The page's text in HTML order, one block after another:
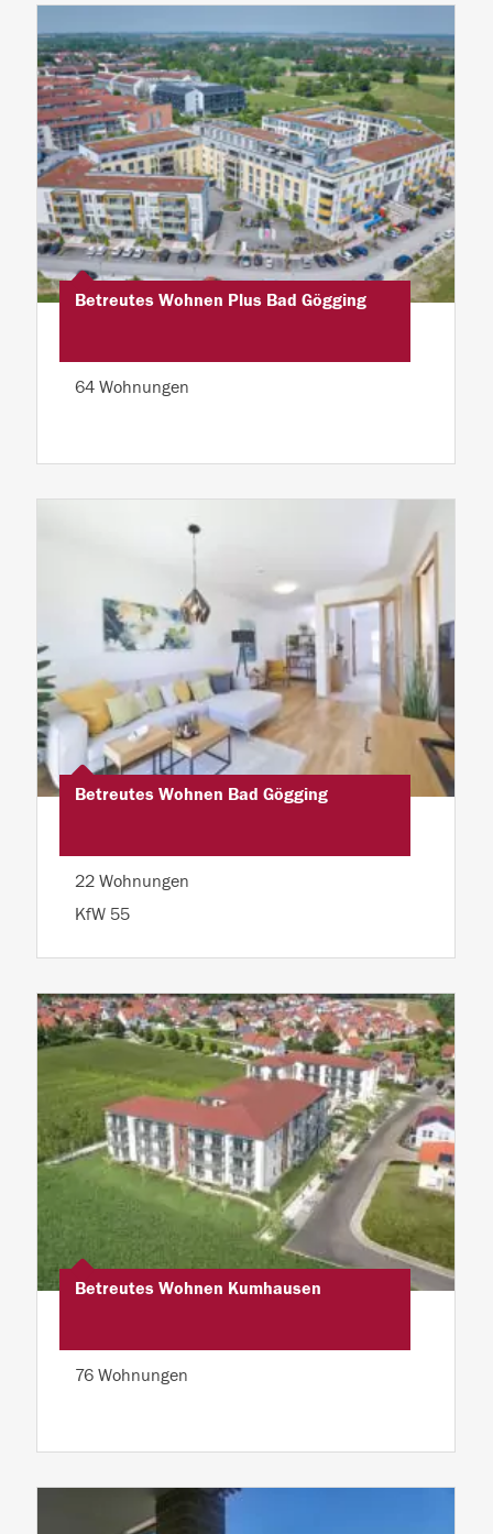
Betreutes Wohnen Plus Bad Gögging
64 Wohnungen
Betreutes Wohnen Bad Gögging
22 Wohnungen
KfW 55
Betreutes Wohnen Kumhausen
76 Wohnungen